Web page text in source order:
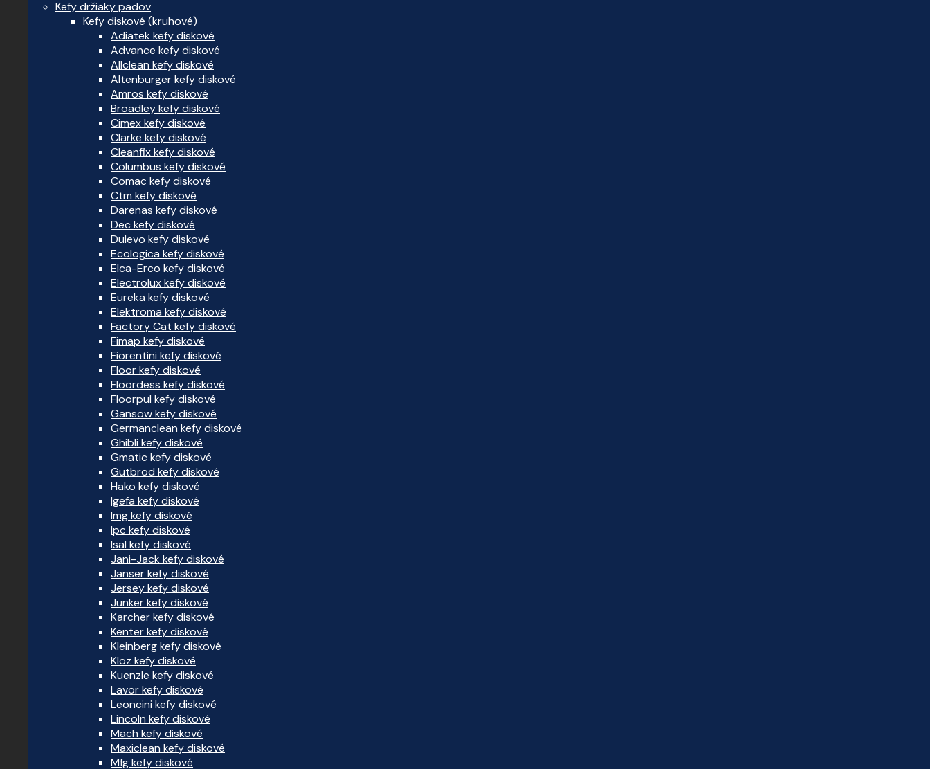
Kefy držiaky padov
Kefy diskové (kruhové)
Adiatek kefy diskové
Advance kefy diskové
Allclean kefy diskové
Altenburger kefy diskové
Amros kefy diskové
Broadley kefy diskové
Cimex kefy diskové
Clarke kefy diskové
Cleanfix kefy diskové
Columbus kefy diskové
Comac kefy diskové
Ctm kefy diskové
Darenas kefy diskové
Dec kefy diskové
Dulevo kefy diskové
Ecologica kefy diskové
Elca-Erco kefy diskové
Electrolux kefy diskové
Eureka kefy diskové
Elektroma kefy diskové
Factory Cat kefy diskové
Fimap kefy diskové
Fiorentini kefy diskové
Floor kefy diskové
Floordess kefy diskové
Floorpul kefy diskové
Gansow kefy diskové
Germanclean kefy diskové
Ghibli kefy diskové
Gmatic kefy diskové
Gutbrod kefy diskové
Hako kefy diskové
Igefa kefy diskové
Img kefy diskové
Ipc kefy diskové
Isal kefy diskové
Jani-Jack kefy diskové
Janser kefy diskové
Jersey kefy diskové
Junker kefy diskové
Karcher kefy diskové
Kenter kefy diskové
Kleinberg kefy diskové
Kloz kefy diskové
Kuenzle kefy diskové
Lavor kefy diskové
Leoncini kefy diskové
Lincoln kefy diskové
Mach kefy diskové
Maxiclean kefy diskové
Mfg kefy diskové